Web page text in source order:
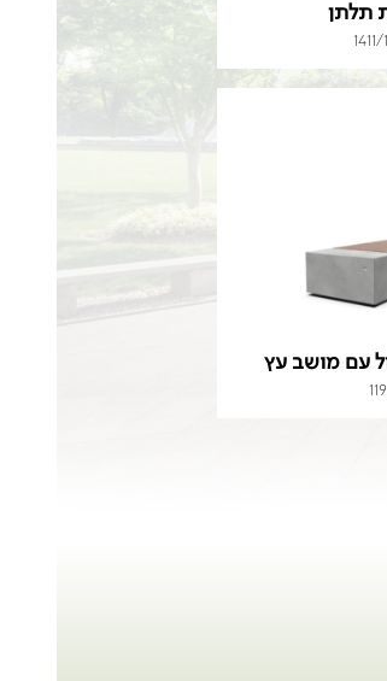
תלתן
עם מושב עץ